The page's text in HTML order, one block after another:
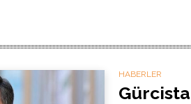
HABERLER